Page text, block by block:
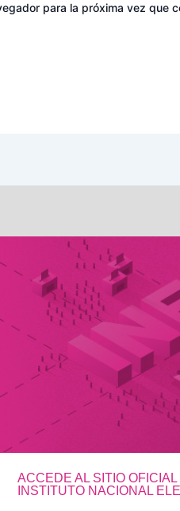
para la próxima vez que
ACCEDE AL SITIO OFICIAL
INSTITUTO NACIONAL